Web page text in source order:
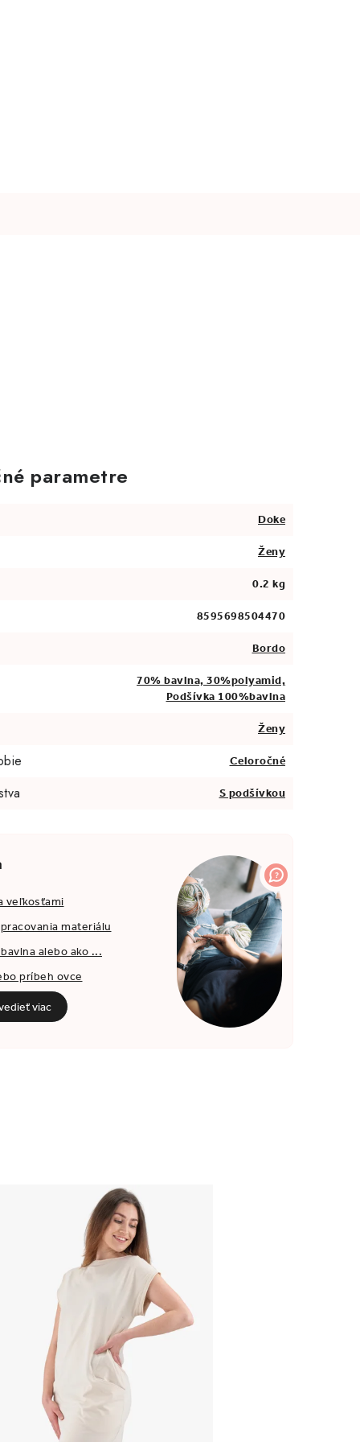
parametre
Doke
Ženy
0.2 kg
8595698504470
Bordo
70% bavlna, 30%polyamid,
Podšívka 100%bavlna
Ženy
Celoročné
S podšívkou
veľkosťami
materiálu
alebo ako ...
príbeh ovce
viac